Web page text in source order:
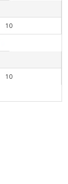
10
10